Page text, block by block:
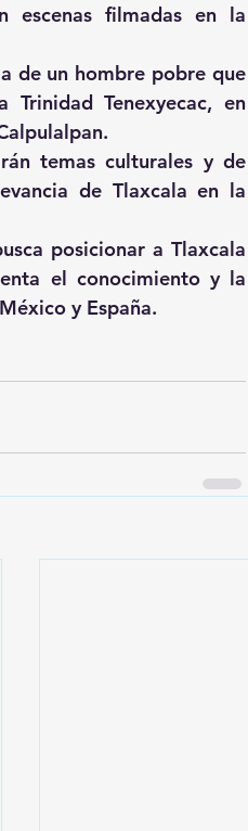
escenas filmadas en la
de un hombre pobre que
Tenexyecac, en
temas culturales y de
de Tlaxcala en la
posicionar a Tlaxcala
el conocimiento y la
y España.